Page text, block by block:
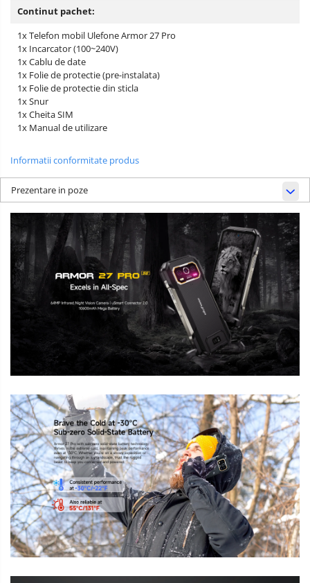
Continut pachet:
1x Telefon mobil Ulefone Armor 27 Pro
1x Incarcator (100~240V)
1x Cablu de date
1x Folie de protectie (pre-instalata)
1x Folie de protectie din sticla
1x Snur
1x Cheita SIM
1x Manual de utilizare
Informatii conformitate produs
Prezentare in poze